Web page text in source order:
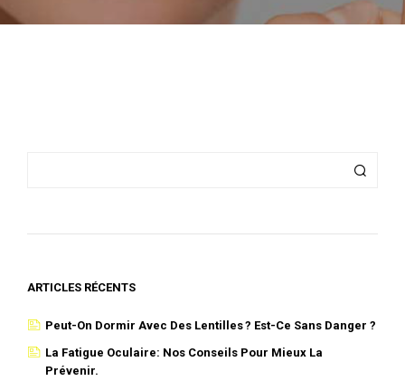
ARTICLES RÉCENTS
Peut-On Dormir Avec Des Lentilles ? Est-Ce Sans Danger ?
La Fatigue Oculaire: Nos Conseils Pour Mieux La
Prévenir.